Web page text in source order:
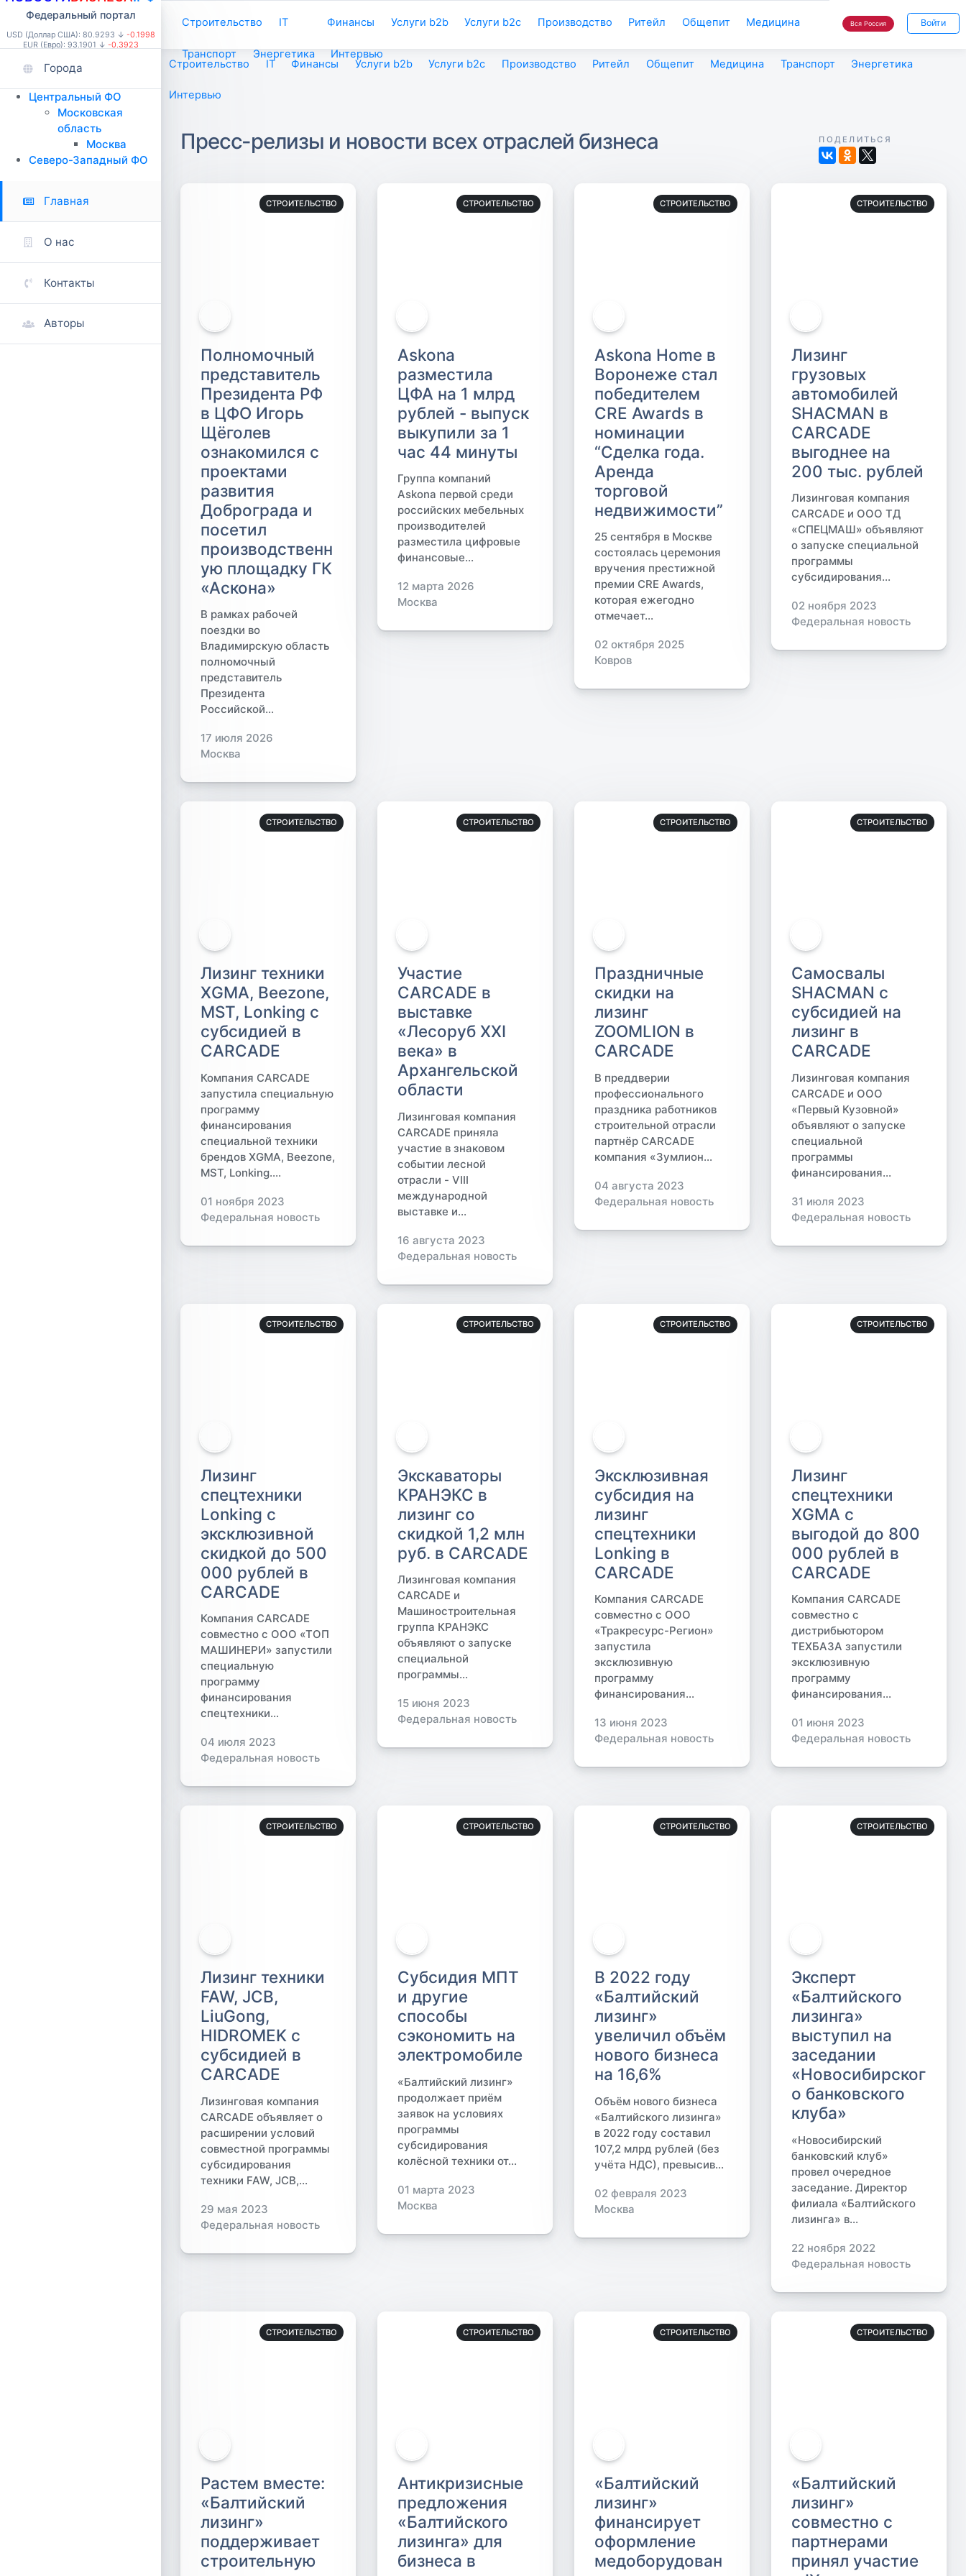
Федеральный портал
USD (Доллар США): 80.9293 ↓ -0.1998
EUR (Евро): 93.1901 ↓ -0.3923
Города
Центральный ФО
Московская
область
Москва
Северо-Западный ФО
Главная
О нас
Контакты
Авторы
Строительство IT Финансы Услуги b2b Услуги b2c Производство Ритейл Общепит Медицина
Транспорт Энергетика Интервью
Вся Россия Войти
Строительство IT Финансы Услуги b2b Услуги b2c Производство Ритейл Общепит Медицина Транспорт Энергетика
Интервью
Пресс-релизы и новости всех отраслей бизнеса ПОДЕЛИТЬСЯ
СТРОИТЕЛЬСТВО
Полномочный
представитель
Президента РФ
в ЦФО Игорь
Щёголев
ознакомился с
проектами
развития
Доброграда и
посетил
производственн
ую площадку ГК
«Аскона»
В рамках рабочей
поездки во
Владимирскую область
полномочный
представитель
Президента
Российской...
17 июля 2026
Москва
СТРОИТЕЛЬСТВО
Askona
разместила
ЦФА на 1 млрд
рублей - выпуск
выкупили за 1
час 44 минуты
Группа компаний
Askona первой среди
российских мебельных
производителей
разместила цифровые
финансовые...
12 марта 2026
Москва
СТРОИТЕЛЬСТВО
Askona Home в
Воронеже стал
победителем
CRE Awards в
номинации
“Сделка года.
Аренда
торговой
недвижимости”
25 сентября в Москве
состоялась церемония
вручения престижной
премии CRE Awards,
которая ежегодно
отмечает...
02 октября 2025
Ковров
СТРОИТЕЛЬСТВО
Лизинг
грузовых
автомобилей
SHACMAN в
CARCADE
выгоднее на
200 тыс. рублей
Лизинговая компания
CARCADE и ООО ТД
«СПЕЦМАШ» объявляют
о запуске специальной
программы
субсидирования...
02 ноября 2023
Федеральная новость
СТРОИТЕЛЬСТВО
Лизинг техники
XGMA, Beezone,
MST, Lonking с
субсидией в
CARCADE
Компания CARCADE
запустила специальную
программу
финансирования
специальной техники
брендов XGMA, Beezone,
MST, Lonking....
01 ноября 2023
Федеральная новость
СТРОИТЕЛЬСТВО
Участие
CARCADE в
выставке
«Лесоруб XXI
века» в
Архангельской
области
Лизинговая компания
CARCADE приняла
участие в знаковом
событии лесной
отрасли - VIII
международной
выставке и...
16 августа 2023
Федеральная новость
СТРОИТЕЛЬСТВО
Праздничные
скидки на
лизинг
ZOOMLION в
CARCADE
В преддверии
профессионального
праздника работников
строительной отрасли
партнёр CARCADE
компания «Зумлион...
04 августа 2023
Федеральная новость
СТРОИТЕЛЬСТВО
Самосвалы
SHACMAN с
субсидией на
лизинг в
CARCADE
Лизинговая компания
CARCADE и ООО
«Первый Кузовной»
объявляют о запуске
специальной
программы
финансирования...
31 июля 2023
Федеральная новость
СТРОИТЕЛЬСТВО
Лизинг
спецтехники
Lonking с
эксклюзивной
скидкой до 500
000 рублей в
CARCADE
Компания CARCADE
совместно с ООО «ТОП
МАШИНЕРИ» запустили
специальную
программу
финансирования
спецтехники...
04 июля 2023
Федеральная новость
СТРОИТЕЛЬСТВО
Экскаваторы
КРАНЭКС в
лизинг со
скидкой 1,2 млн
руб. в CARCADE
Лизинговая компания
CARCADE и
Машиностроительная
группа КРАНЭКС
объявляют о запуске
специальной
программы...
15 июня 2023
Федеральная новость
СТРОИТЕЛЬСТВО
Эксклюзивная
субсидия на
лизинг
спецтехники
Lonking в
CARCADE
Компания CARCADE
совместно с ООО
«Тракресурс-Регион»
запустила
эксклюзивную
программу
финансирования...
13 июня 2023
Федеральная новость
СТРОИТЕЛЬСТВО
Лизинг
спецтехники
XGMA с
выгодой до 800
000 рублей в
CARCADE
Компания CARCADE
совместно с
дистрибьютором
ТЕХБАЗА запустили
эксклюзивную
программу
финансирования...
01 июня 2023
Федеральная новость
СТРОИТЕЛЬСТВО
Лизинг техники
FAW, JCB,
LiuGong,
HIDROMEK с
субсидией в
CARCADE
Лизинговая компания
CARCADE объявляет о
расширении условий
совместной программы
субсидирования
техники FAW, JCB,...
29 мая 2023
Федеральная новость
СТРОИТЕЛЬСТВО
Субсидия МПТ
и другие
способы
сэкономить на
электромобиле
«Балтийский лизинг»
продолжает приём
заявок на условиях
программы
субсидирования
колёсной техники от...
01 марта 2023
Москва
СТРОИТЕЛЬСТВО
В 2022 году
«Балтийский
лизинг»
увеличил объём
нового бизнеса
на 16,6%
Объём нового бизнеса
«Балтийского лизинга»
в 2022 году составил
107,2 млрд рублей (без
учёта НДС), превысив...
02 февраля 2023
Москва
СТРОИТЕЛЬСТВО
Эксперт
«Балтийского
лизинга»
выступил на
заседании
«Новосибирског
о банковского
клуба»
«Новосибирский
банковский клуб»
провел очередное
заседание. Директор
филиала «Балтийского
лизинга» в...
22 ноября 2022
Федеральная новость
СТРОИТЕЛЬСТВО
Растем вместе:
«Балтийский
лизинг»
поддерживает
строительную
СТРОИТЕЛЬСТВО
Антикризисные
предложения
«Балтийского
лизинга» для
бизнеса в
СТРОИТЕЛЬСТВО
«Балтийский
лизинг»
финансирует
оформление
медоборудован
СТРОИТЕЛЬСТВО
«Балтийский
лизинг»
совместно с
партнерами
принял участие